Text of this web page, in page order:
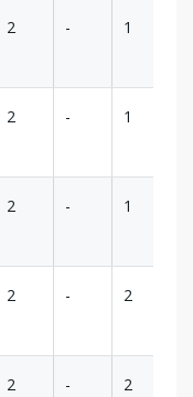
2 - 1
2 - 1
2 - 1
2 - 2
2 - 2